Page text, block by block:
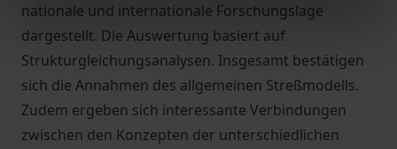
nationale und internationale Forschungslage
dargestellt. Die Auswertung basiert auf
Strukturgleichungsanalysen. Insgesamt bestätigen
sich die Annahmen des allgemeinen Streßmodells.
Zudem ergeben sich interessante Verbindungen
zwischen den Konzepten der unterschiedlichen